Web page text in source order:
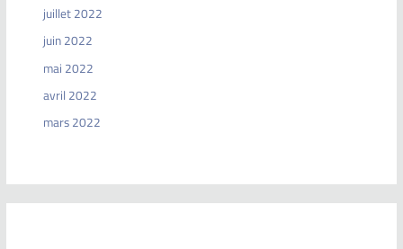
juillet 2022
juin 2022
mai 2022
avril 2022
mars 2022